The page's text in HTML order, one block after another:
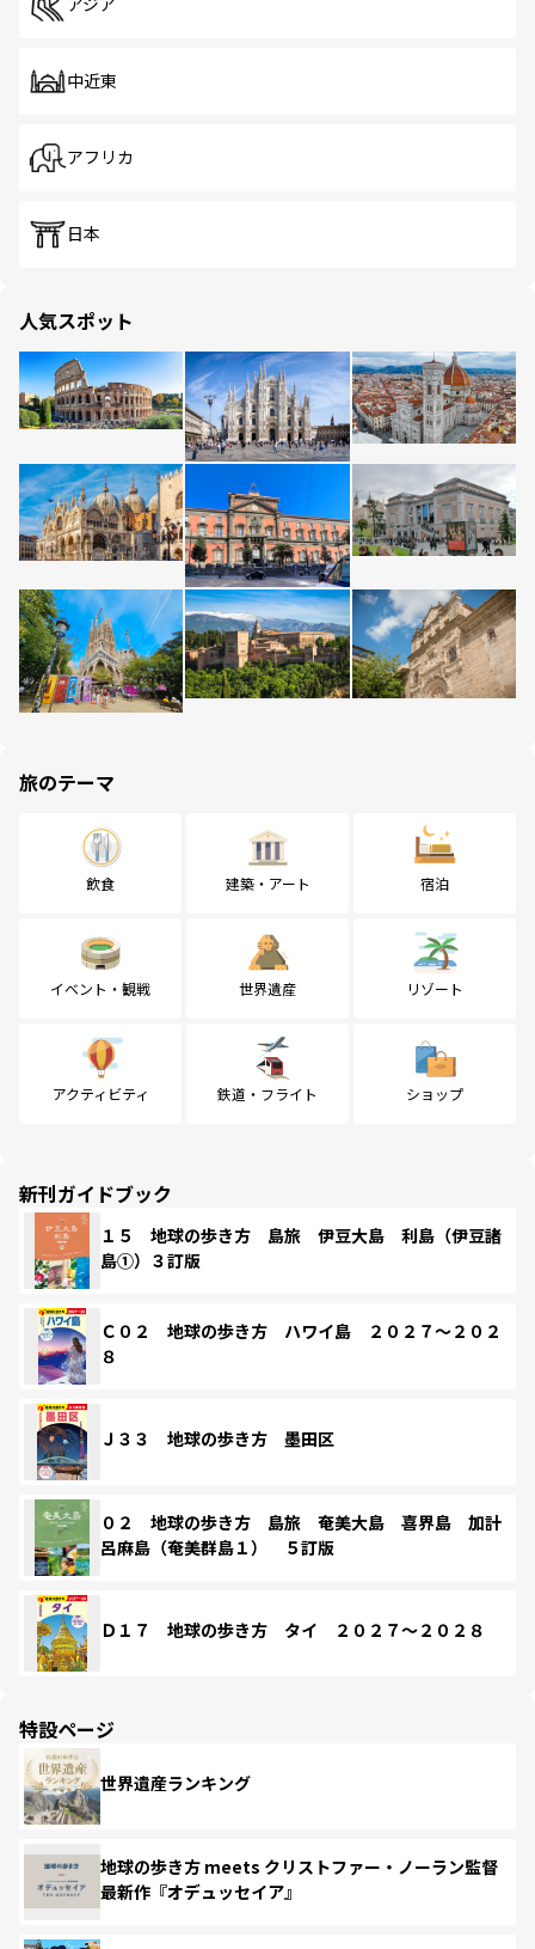
アジア
中近東
アフリカ
日本
人気スポット
旅のテーマ
飲食 建築・アート 宿泊
イベント・観戦 世界遺産 リゾート
アクティビティ 鉄道・フライト ショップ
新刊ガイドブック
１５ 地球の歩き方 島旅 伊豆大島 利島（伊豆諸
島①）３訂版
Ｃ０２ 地球の歩き方 ハワイ島 ２０２７～２０２
８
Ｊ３３ 地球の歩き方 墨田区
０２ 地球の歩き方 島旅 奄美大島 喜界島 加計
呂麻島（奄美群島１） ５訂版
Ｄ１７ 地球の歩き方 タイ ２０２７～２０２８
特設ページ
世界遺産ランキング
地球の歩き方 meets クリストファー・ノーラン監督
最新作『オデュッセイア』